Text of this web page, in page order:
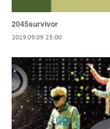
2045survivor
2019.09.09 23:00